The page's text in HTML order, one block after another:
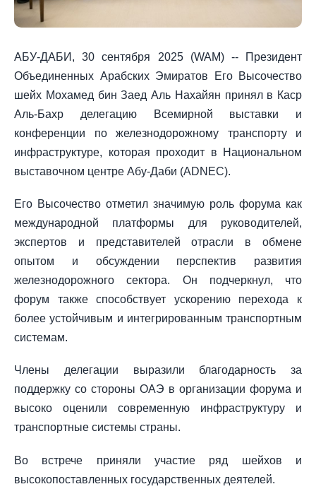
АБУ-ДАБИ, 30 сентября 2025 (WAM) -- Президент
Объединенных Арабских Эмиратов Его Высочество
шейх Мохамед бин Заед Аль Нахайян принял в Каср
Аль-Бахр делегацию Всемирной выставки и
конференции по железнодорожному транспорту и
инфраструктуре, которая проходит в Национальном
выставочном центре Абу-Даби (ADNEC).
Его Высочество отметил значимую роль форума как
международной платформы для руководителей,
экспертов и представителей отрасли в обмене
опытом и обсуждении перспектив развития
железнодорожного сектора. Он подчеркнул, что
форум также способствует ускорению перехода к
более устойчивым и интегрированным транспортным
системам.
Члены делегации выразили благодарность за
поддержку со стороны ОАЭ в организации форума и
высоко оценили современную инфраструктуру и
транспортные системы страны.
Во встрече приняли участие ряд шейхов и
высокопоставленных государственных деятелей.